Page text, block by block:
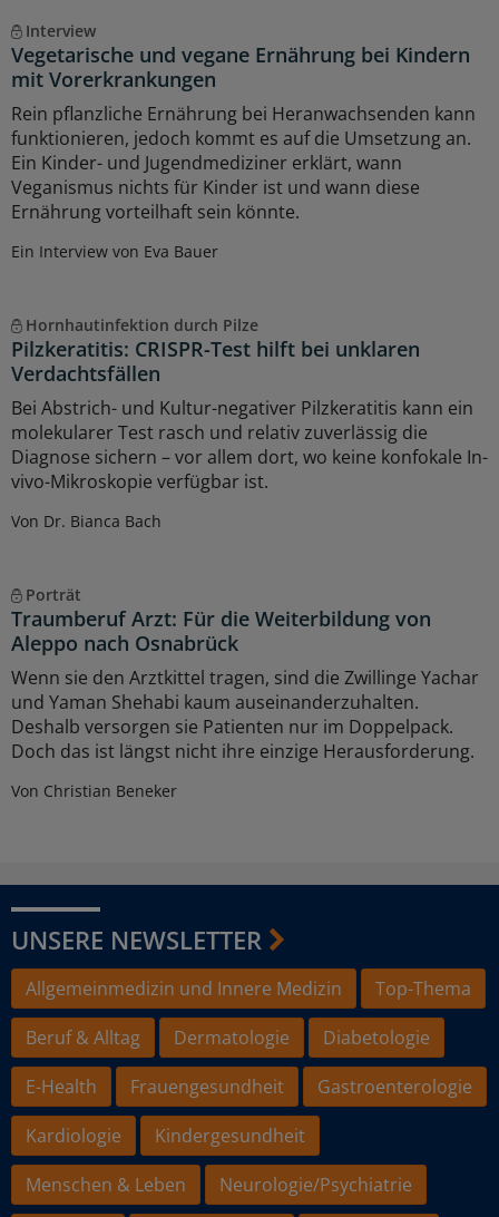
Interview
Vegetarische und vegane Ernährung bei Kindern
mit Vorerkrankungen
Rein pflanzliche Ernährung bei Heranwachsenden kann
funktionieren, jedoch kommt es auf die Umsetzung an.
Ein Kinder- und Jugendmediziner erklärt, wann
Veganismus nichts für Kinder ist und wann diese
Ernährung vorteilhaft sein könnte.
Ein Interview von Eva Bauer
Hornhautinfektion durch Pilze
Pilzkeratitis: CRISPR-Test hilft bei unklaren
Verdachtsfällen
Bei Abstrich- und Kultur-negativer Pilzkeratitis kann ein
molekularer Test rasch und relativ zuverlässig die
Diagnose sichern – vor allem dort, wo keine konfokale In-
vivo-Mikroskopie verfügbar ist.
Von Dr. Bianca Bach
Porträt
Traumberuf Arzt: Für die Weiterbildung von
Aleppo nach Osnabrück
Wenn sie den Arztkittel tragen, sind die Zwillinge Yachar
und Yaman Shehabi kaum auseinanderzuhalten.
Deshalb versorgen sie Patienten nur im Doppelpack.
Doch das ist längst nicht ihre einzige Herausforderung.
Von Christian Beneker
UNSERE NEWSLETTER
Allgemeinmedizin und Innere Medizin
Top-Thema
Beruf & Alltag
Dermatologie
Diabetologie
E-Health
Frauengesundheit
Gastroenterologie
Kardiologie
Kindergesundheit
Menschen & Leben
Neurologie/Psychiatrie